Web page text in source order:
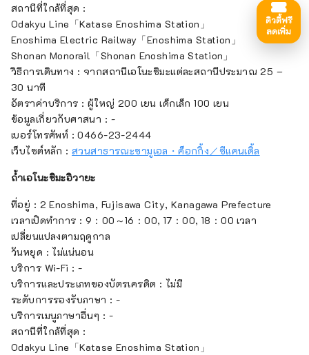
สถานีที่ใกล้ที่สุด :
Odakyu Line「Katase Enoshima Station」
Enoshima Electric Railway「Enoshima Station」
Shonan Monorail「Shonan Enoshima Station」
วิธีการเดินทาง : จากสถานีเอโนะชิมะแต่ละสถานีประมาณ 25 –
30 นาที
อัตราค่าบริการ : ผู้ใหญ่ 200 เยน เด็กเล็ก 100 เยน
ข้อมูลเกี่ยวกับศาสนา : -
เบอร์โทรศัพท์ : 0466-23-2444
เว็บไซต์หลัก :สวนสาธารณะซามูเอล・ค็อกกิ้ง／ซีแคนเดิ้ล
ถ้ำเอโนะชิมะอิวายะ
ที่อยู่ : 2 Enoshima, Fujisawa City, Kanagawa Prefecture
เวลาเปิดทำการ : 9：00～16：00, 17：00, 18：00 เวลา
เปลี่ยนแปลงตามฤดูกาล
วันหยุด : ไม่แน่นอน
บริการ Wi-Fi : -
บริการและประเภทของบัตรเครดิต : ไม่มี
ระดับการรองรับภาษา : -
บริการเมนูภาษาอื่นๆ : -
สถานีที่ใกล้ที่สุด :
Odakyu Line「Katase Enoshima Station」
ดิวตี้ฟรี
ลดเพิ่ม